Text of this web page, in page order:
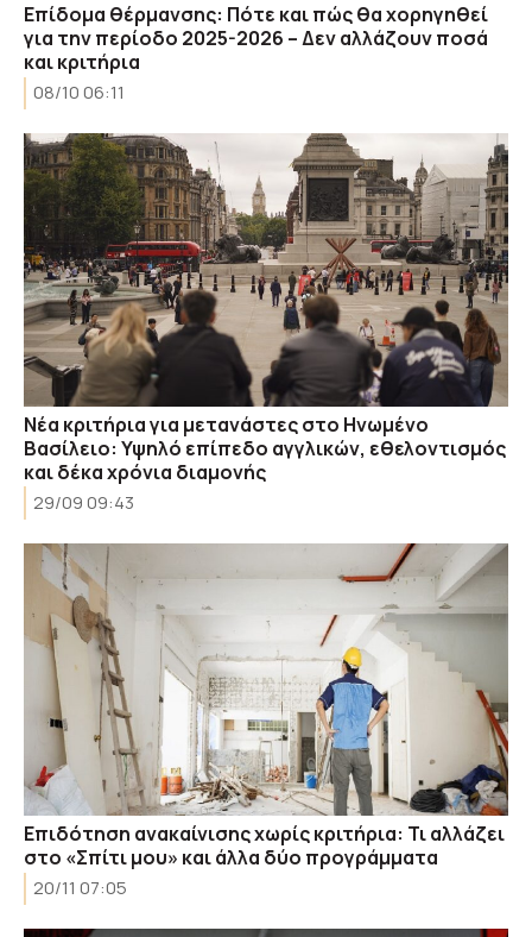
Επίδομα θέρμανσης: Πότε και πώς θα χορηγηθεί
για την περίοδο 2025-2026 – Δεν αλλάζουν ποσά
και κριτήρια
08/10 06:11
Νέα κριτήρια για μετανάστες στο Ηνωμένο
Βασίλειο: Υψηλό επίπεδο αγγλικών, εθελοντισμός
και δέκα χρόνια διαμονής
29/09 09:43
Επιδότηση ανακαίνισης χωρίς κριτήρια: Τι αλλάζει
στο «Σπίτι μου» και άλλα δύο προγράμματα
20/11 07:05